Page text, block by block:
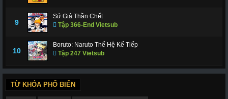
9
Sứ Giả Thần Chết
Tập 366-End Vietsub
10
Boruto: Naruto Thế Hệ Kế Tiếp
Tập 247 Vietsub
TỪ KHÓA PHỔ BIẾN